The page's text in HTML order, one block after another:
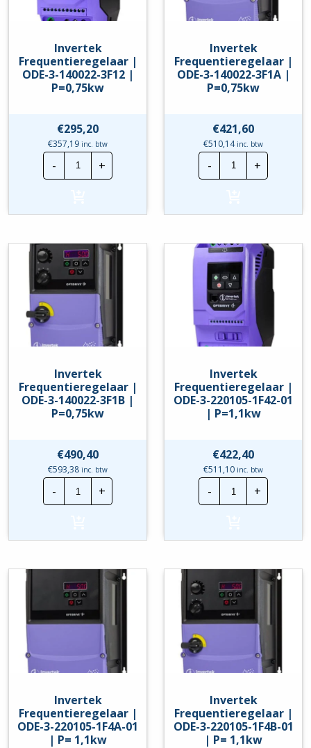
Invertek
Frequentieregelaar |
ODE-3-140022-3F12 |
P=0,75kw
€295,20
€357,19 inc. btw
-
Invertek
Frequentieregelaar
|
140022-
P=0,75kw
hoeveelheid
+
Invertek
Frequentieregelaar |
ODE-3-140022-3F1A |
P=0,75kw
€421,60
€510,14inc. btw
-
Invertek
|
140022-
P=0,75kw
hoeveelheid
+
Invertek
Frequentieregelaar |
ODE-3-140022-3F1B |
P=0,75kw
€490,40
€593,38 inc. btw
-
Invertek
Frequentieregelaar
|
140022-
P=0,75kw
hoeveelheid
+
Invertek
Frequentieregelaar |
ODE-3-220105-1F42-01
| P=1,1kw
€422,40
€511,10 inc. btw
-
Invertek
|
220105-
|
P=1,1kw
hoeveelheid
+
Invertek
Frequentieregelaar |
ODE-3-220105-1F4A-01
| P= 1,1kw
Invertek
Frequentieregelaar |
ODE-3-220105-1F4B-01
| P= 1,1kw